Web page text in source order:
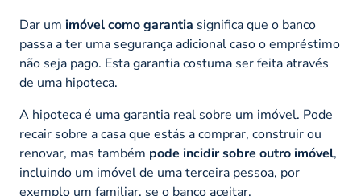
Dar um imóvel como garantia significa que o banco
passa a ter uma segurança adicional caso o empréstimo
não seja pago. Esta garantia costuma ser feita através
de uma hipoteca.
A hipotecaé uma garantia real sobre um imóvel. Pode
recair sobre a casa que estás a comprar, construir ou
renovar, mas também pode incidir sobre outro imóvel,
incluindo um imóvel de uma terceira pessoa, por
exemplo um familiar, se o banco aceitar.